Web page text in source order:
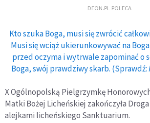
DEON.PL POLECA
Kto szuka Boga, musi się zwrócić
Musi się wciąż ukierunkowywać na
przed oczyma i wytrwale zapominać o
Boga, swój prawdziwy skarb. (Sprawdź:
X Ogólnopolską Pielgrzymkę
Matki Bożej Licheńskiej zakończyła
alejkami licheńskiego Sanktuarium.